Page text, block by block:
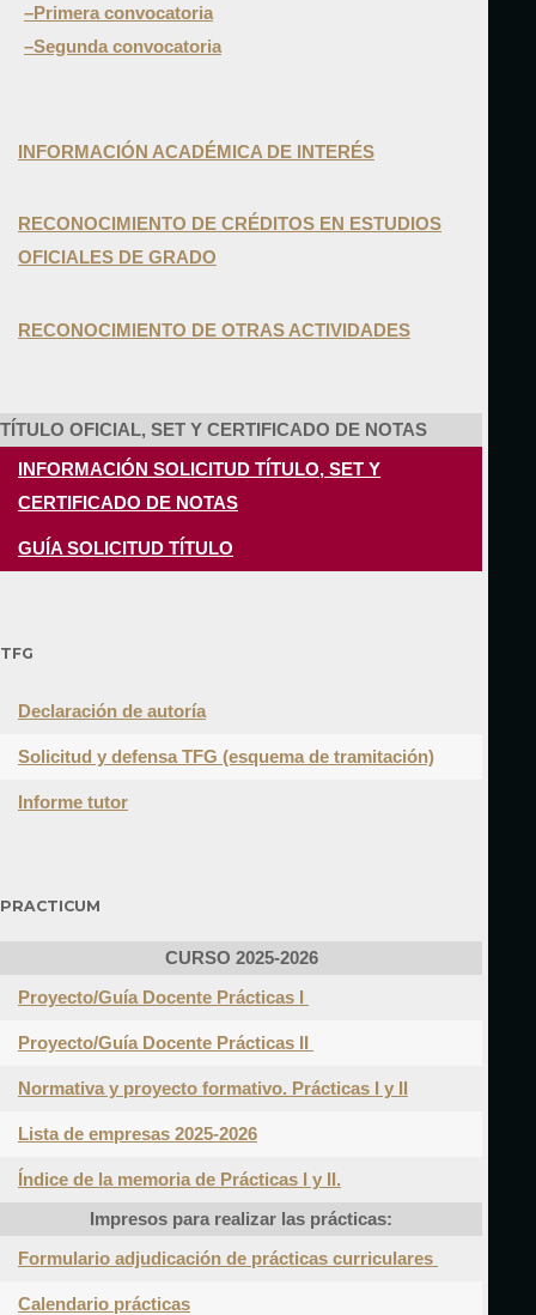
–Primera convocatoria
–Segunda convocatoria
INFORMACIÓN ACADÉMICA DE INTERÉS
RECONOCIMIENTO DE CRÉDITOS EN ESTUDIOS
OFICIALES DE GRADO
RECONOCIMIENTO DE OTRAS ACTIVIDADES
TÍTULO OFICIAL, SET Y CERTIFICADO DE NOTAS
INFORMACIÓN SOLICITUD TÍTULO, SET Y
CERTIFICADO DE NOTAS
GUÍA SOLICITUD TÍTULO
TFG
Declaración de autoría
Solicitud y defensa TFG (esquema de tramitación)
Informe tutor
PRACTICUM
CURSO 2025-2026
Proyecto/Guía Docente Prácticas I
Proyecto/Guía Docente Prácticas II
Normativa y proyecto formativo. Prácticas I y II
Lista de empresas 2025-2026
Índice de la memoria de Prácticas I y II.
Impresos para realizar las prácticas:
Formulario adjudicación de prácticas curriculares
Calendario prácticas